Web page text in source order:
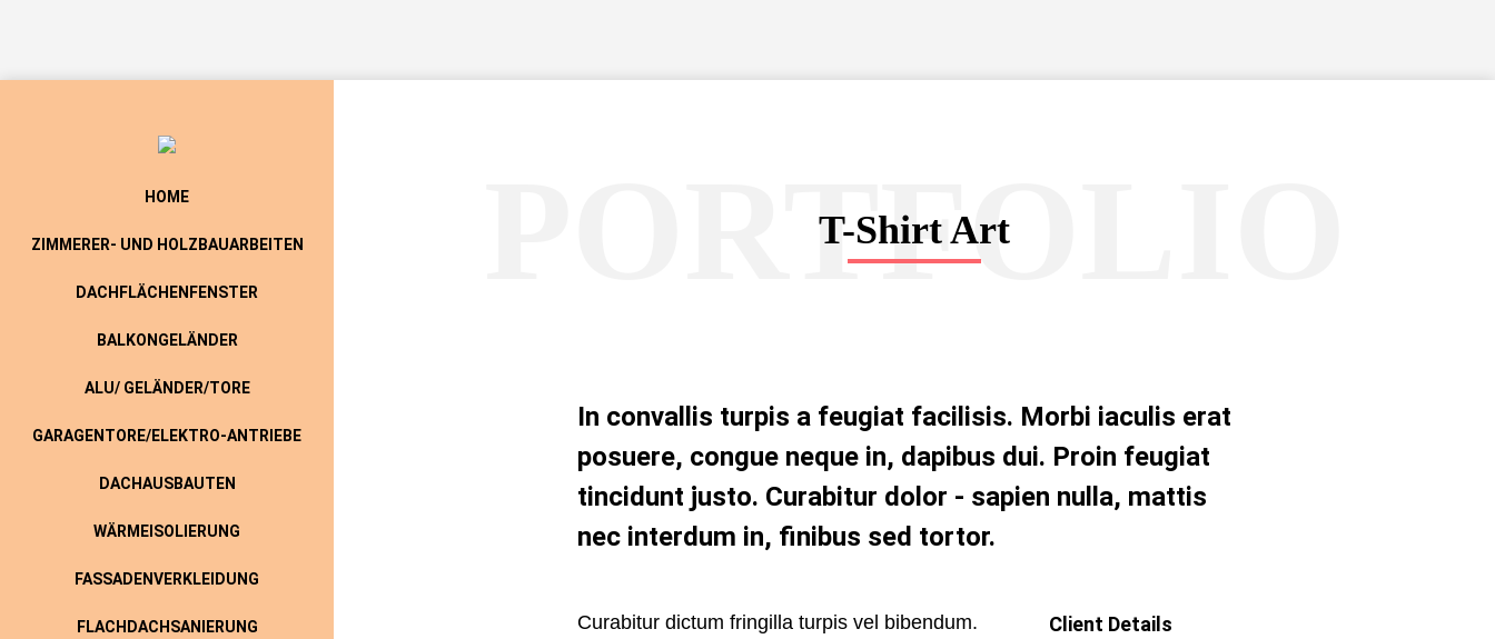
HOME
ZIMMERER- UND HOLZBAUARBEITEN
DACHFLÄCHENFENSTER
BALKONGELÄNDER
ALU/ GELÄNDER/TORE
GARAGENTORE/ELEKTRO-ANTRIEBE
DACHAUSBAUTEN
WÄRMEISOLIERUNG
FASSADENVERKLEIDUNG
FLACHDACHSANIERUNG
PORTFOLIO
T-Shirt Art
In convallis turpis a feugiat facilisis. Morbi iaculis erat
posuere, congue neque in, dapibus dui. Proin feugiat
tincidunt justo. Curabitur dolor - sapien nulla, mattis
nec interdum in, finibus sed tortor.
Curabitur dictum fringilla turpis vel bibendum.
Client Details